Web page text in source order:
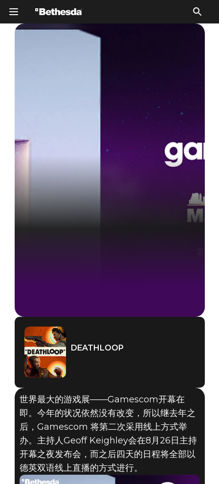
DEATHLOOP
世界最大的游戏展——Gamescom开幕在
即。今年的状况依然没有改变，所以继去年之
后，Gamescom 将第二次采用线上方式举
办。主持人Geoff Keighley会在8月26日主持
开幕之夜发布会，而之后四天的日程将全部以
德英双语线上直播的方式进行。